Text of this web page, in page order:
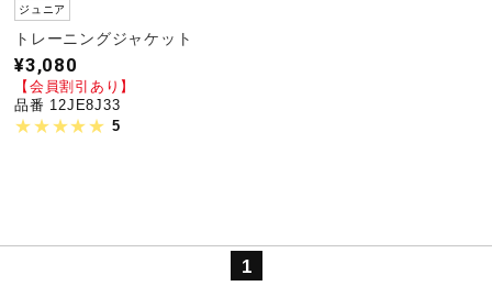
ジュニア
トレーニングジャケット
¥3,080
【会員割引あり】
品番 12JE8J33
5
1